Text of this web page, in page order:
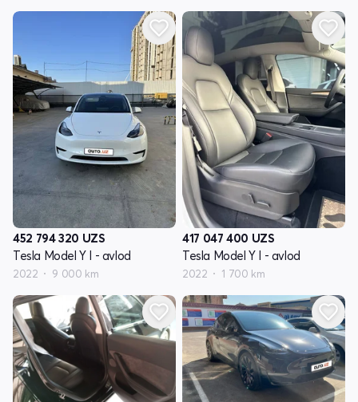
452 794 320 UZS
Tesla Model Y I - avlod
2022 9 000 km
417 047 400 UZS
Tesla Model Y I - avlod
2022 1 700 km